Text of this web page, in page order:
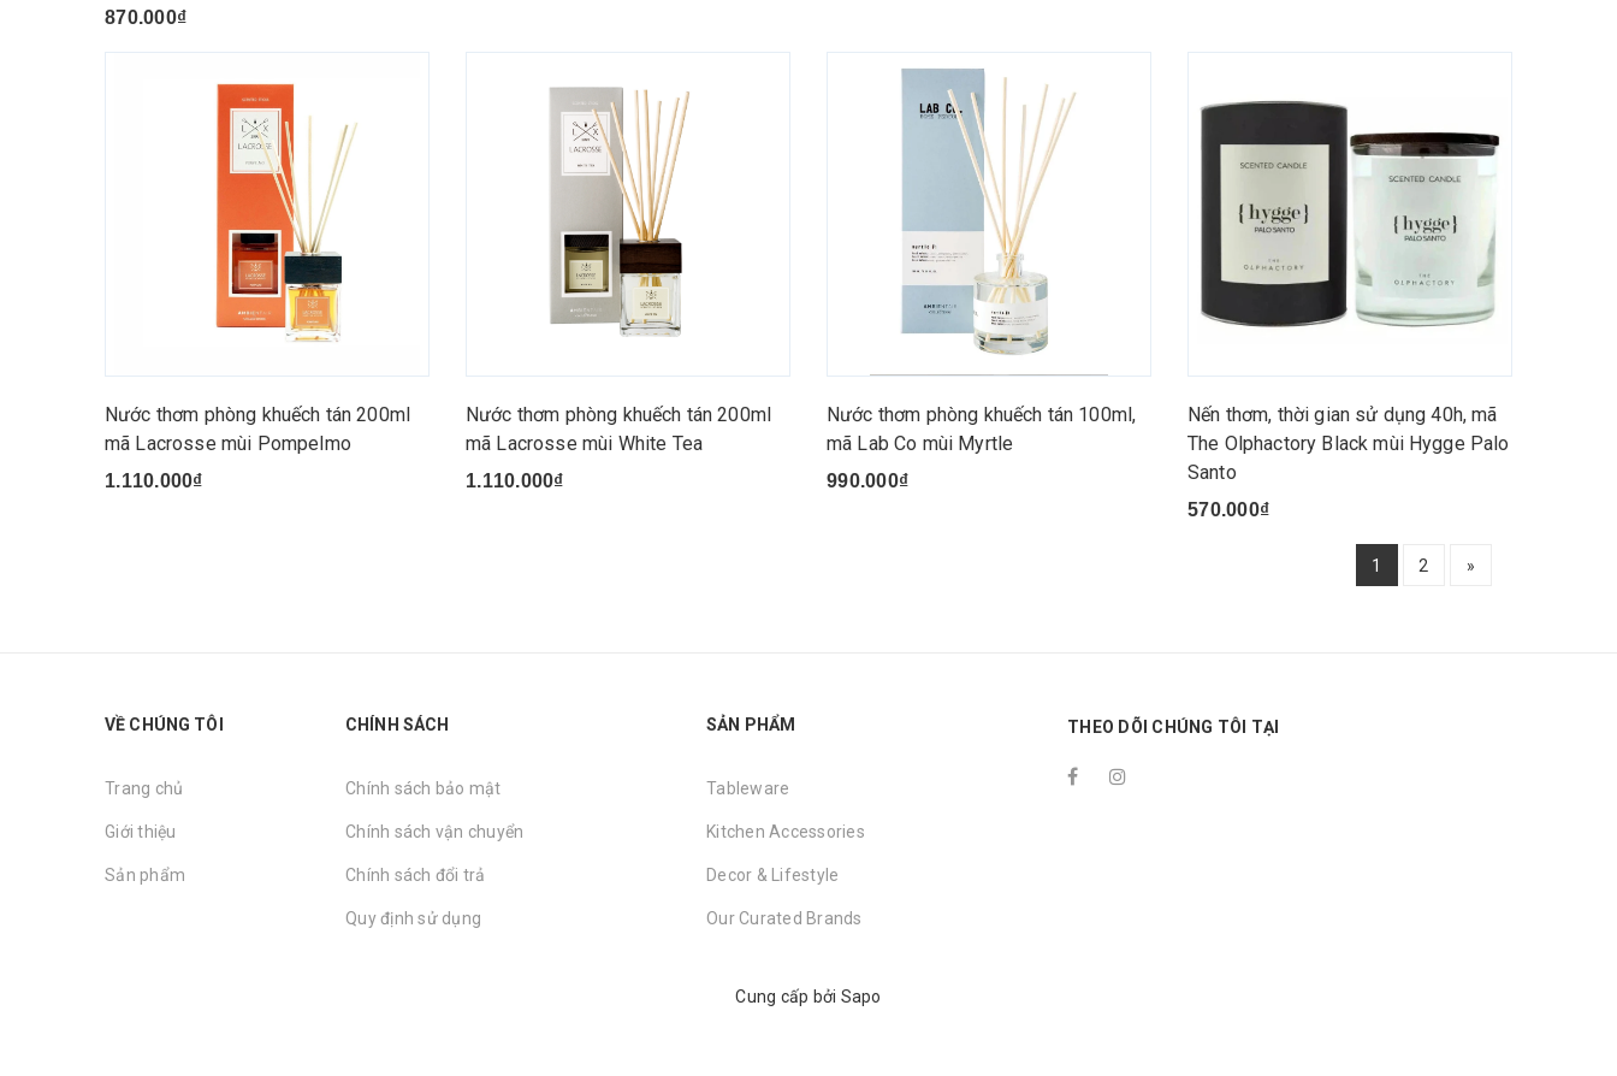
870.000₫
Nước thơm phòng khuếch tán 200ml
mã Lacrosse mùi Pompelmo
1.110.000₫
Nước thơm phòng khuếch tán 200ml
mã Lacrosse mùi White Tea
1.110.000₫
Nước thơm phòng khuếch tán 100ml,
mã Lab Co mùi Myrtle
990.000₫
Nến thơm, thời gian sử dụng 40h, mã
The Olphactory Black mùi Hygge Palo
Santo
570.000₫
1 2 »
VỀ CHÚNG TÔI
Trang chủ
Giới thiệu
Sản phẩm
CHÍNH SÁCH
Chính sách bảo mật
Chính sách vận chuyển
Chính sách đổi trả
Quy định sử dụng
SẢN PHẨM
Tableware
Kitchen Accessories
Decor & Lifestyle
Our Curated Brands
THEO DÕI CHÚNG TÔI TẠI
Cung cấp bởi Sapo